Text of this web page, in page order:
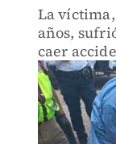
La
años,
caer